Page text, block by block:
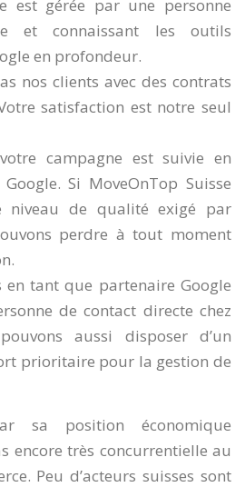
est gérée par une personne
et connaissant les outils
en profondeur.
nos clients avec des contrats
satisfaction est notre seul
campagne est suivie en
Si MoveOnTop Suisse
niveau de qualité exigé par
perdre à tout moment
en tant que partenaire Google
de contact directe chez
aussi disposer d’un
prioritaire pour la gestion de
sa position économique
encore très concurrentielle au
Peu d’acteurs suisses sont